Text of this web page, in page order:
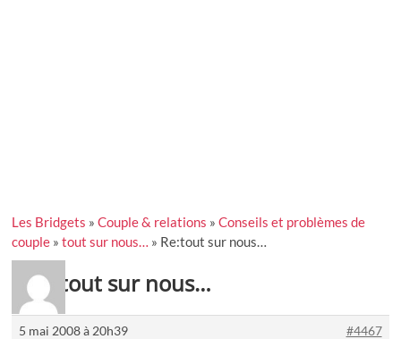
Les Bridgets »Couple & relations »Conseils et problèmes de
couple »tout sur nous… » Re:tout sur nous…
Re:tout sur nous…
5 mai 2008 à 20h39
#4467